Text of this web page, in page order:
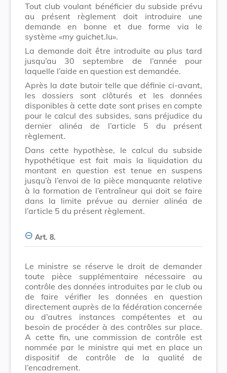
Tout club voulant bénéficier du subside prévu
au présent règlement doit introduire une
demande en bonne et due forme via le
système «my guichet.lu».
La demande doit être introduite au plus tard
jusqu’au 30 septembre de l’année pour
laquelle l’aide en question est demandée.
Après la date butoir telle que définie ci-avant,
les dossiers sont clôturés et les données
disponibles à cette date sont prises en compte
pour le calcul des subsides, sans préjudice du
dernier alinéa de l’article 5 du présent
règlement.
Dans cette hypothèse, le calcul du subside
hypothétique est fait mais la liquidation du
montant en question est tenue en suspens
jusqu’à l’envoi de la pièce manquante relative
à la formation de l’entraîneur qui doit se faire
dans la limite prévue au dernier alinéa de
l’article 5 du présent règlement.
Art. 8.
Le ministre se réserve le droit de demander
toute pièce supplémentaire nécessaire au
contrôle des données introduites par le club ou
de faire vérifier les données en question
directement auprès de la fédération concernée
ou d’autres instances compétentes et au
besoin de procéder à des contrôles sur place.
A cette fin, une commission de contrôle est
nommée par le ministre qui met en place un
dispositif de contrôle de la qualité de
l’encadrement.